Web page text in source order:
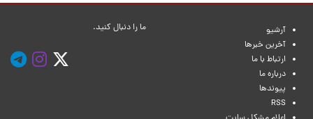
آرشیو
آخرین خبرها
ارتباط با ما
درباره ما
پیوندها
RSS
ما را دنبال کنید.